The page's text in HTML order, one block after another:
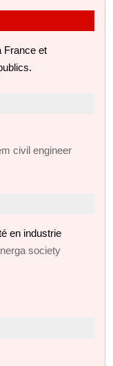
France et
civil engineer
en industrie
society